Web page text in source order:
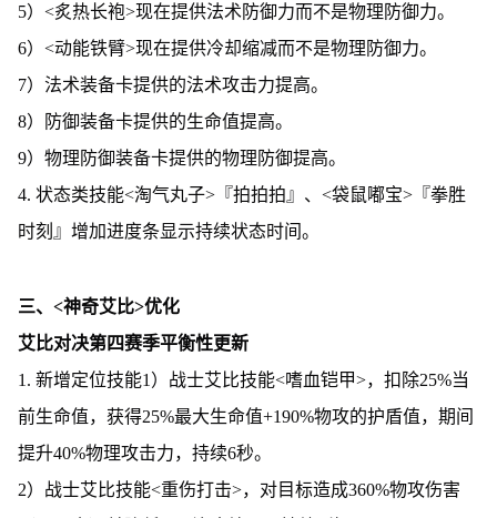
5）<炙热长袍>现在提供法术防御力而不是物理防御力。
6）<动能铁臂>现在提供冷却缩减而不是物理防御力。
7）法术装备卡提供的法术攻击力提高。
8）防御装备卡提供的生命值提高。
9）物理防御装备卡提供的物理防御提高。
4. 状态类技能<淘气丸子>『拍拍拍』、<袋鼠嘟宝>『拳胜
时刻』增加进度条显示持续状态时间。
三、<神奇艾比>优化
艾比对决第四赛季平衡性更新
1. 新增定位技能1）战士艾比技能<嗜血铠甲>，扣除25%当
前生命值，获得25%最大生命值+190%物攻的护盾值，期间
提升40%物理攻击力，持续6秒。
2）战士艾比技能<重伤打击>，对目标造成360%物攻伤害